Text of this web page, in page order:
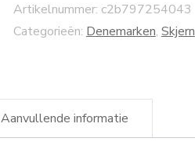
Artikelnummer: c2b797254043
Categorieën: Denemarken, Skjern
Aanvullende informatie